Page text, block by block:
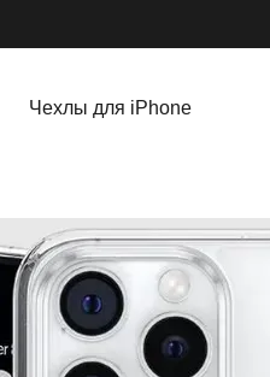
Чехлы для iPhone